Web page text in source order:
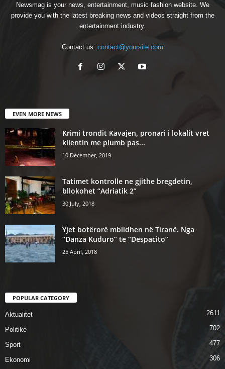
Newsmag is your news, entertainment, music fashion website. We
provide you with the latest breaking news and videos straight from the
entertainment industry.
Contact us: contact@yoursite.com
EVEN MORE NEWS
Krimi trondit Kavajen, pronari i lokalit vret
klientin me plumb pas...
10 December, 2019
Tatimet kontrolle ne gjithe bregdetin,
bllokohet “Adriatik 2”
30 July, 2018
Yjet botërorë mblidhen në Tiranë. Nga
“Danza Kuduro” te “Despacito”
25 April, 2018
POPULAR CATEGORY
Aktualitet 2611
Politike 702
Sport 477
Ekonomi 306